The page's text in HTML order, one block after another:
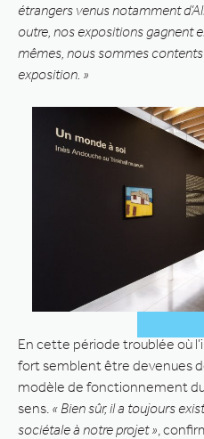
étrangers venus notamment
outre, nos expositions gagnent
mêmes, nous sommes contents
exposition. »
En cette période troublée où
fort semblent être devenues
modèle de fonctionnement
sens. « Bien sûr, il a toujours
sociétale à notre projet » ,